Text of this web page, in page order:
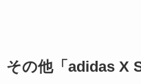
その他「 adidas X